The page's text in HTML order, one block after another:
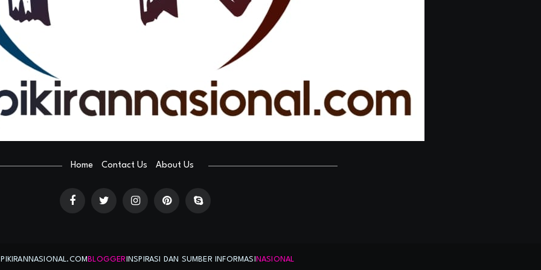
Home Contact Us About Us
BLOGGER INSPIRASI DAN SUMBER INFORMASI NASIONAL